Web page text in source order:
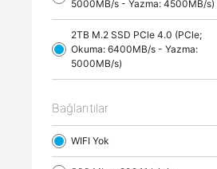
5000MB/s - Yazma: 4500MB/s)
2TB M.2 SSD PCle 4.0 (PCle;
Okuma: 6400MB/s - Yazma:
5000MB/s)
Bağlantılar
WIFI Yok